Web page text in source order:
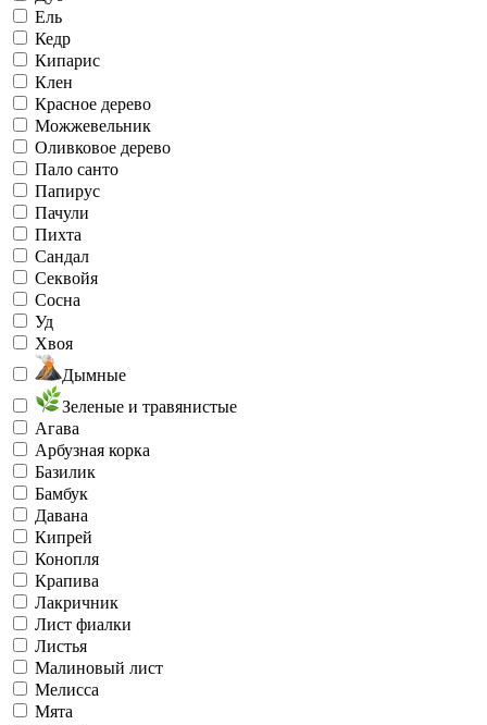
Ель
Кедр
Кипарис
Клен
Красное дерево
Можжевельник
Оливковое дерево
Пало санто
Папирус
Пачули
Пихта
Сандал
Секвойя
Сосна
Уд
Хвоя
Дымные
Зеленые и травянистые
Агава
Арбузная корка
Базилик
Бамбук
Давана
Кипрей
Конопля
Крапива
Лакричник
Лист фиалки
Листья
Малиновый лист
Мелисса
Мята